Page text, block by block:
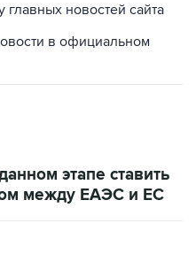
главных новостей сайта
в официальном
этапе ставить
между ЕАЭС и ЕС